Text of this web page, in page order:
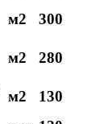
м2
300
м2
280
м2
130